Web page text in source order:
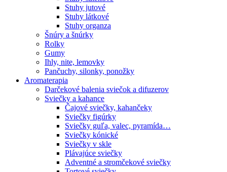
Stuhy jutové
Stuhy látkové
Stuhy organza
Šnúry a šnúrky
Rolky
Gumy
Ihly, nite, lemovky
Pančuchy, silonky, ponožky
Aromaterapia
Darčekové balenia sviečok a difuzerov
Sviečky a kahance
Čajové sviečky, kahančeky
Sviečky figúrky
Sviečky guľa, valec, pyramída…
Sviečky kónické
Sviečky v skle
Plávajúce sviečky
Adventné a stromčekové sviečky